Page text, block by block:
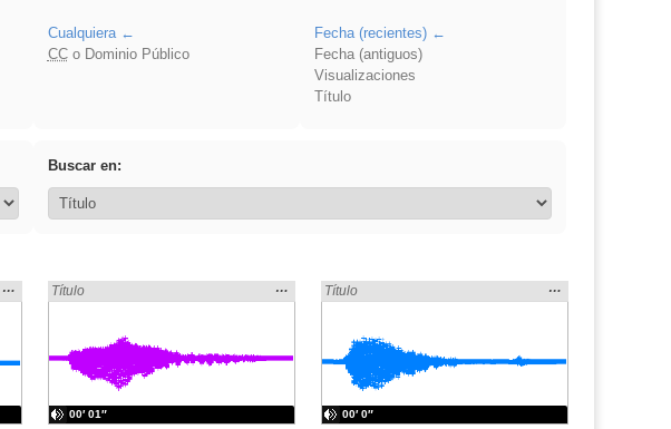
Cualquiera
CCo Dominio Público
Fecha (recientes)
Fecha (antiguos)
Visualizaciones
Título
Buscar en:
Mostrar
la
búsqueda
… Encontrado «pronunciation» en:
Título
Mostrar
la
búsqueda
…
00′ 01″
Encontrado «pronunciation» en:
Título
Mostrar
la
búsqueda
…
00′ 0″